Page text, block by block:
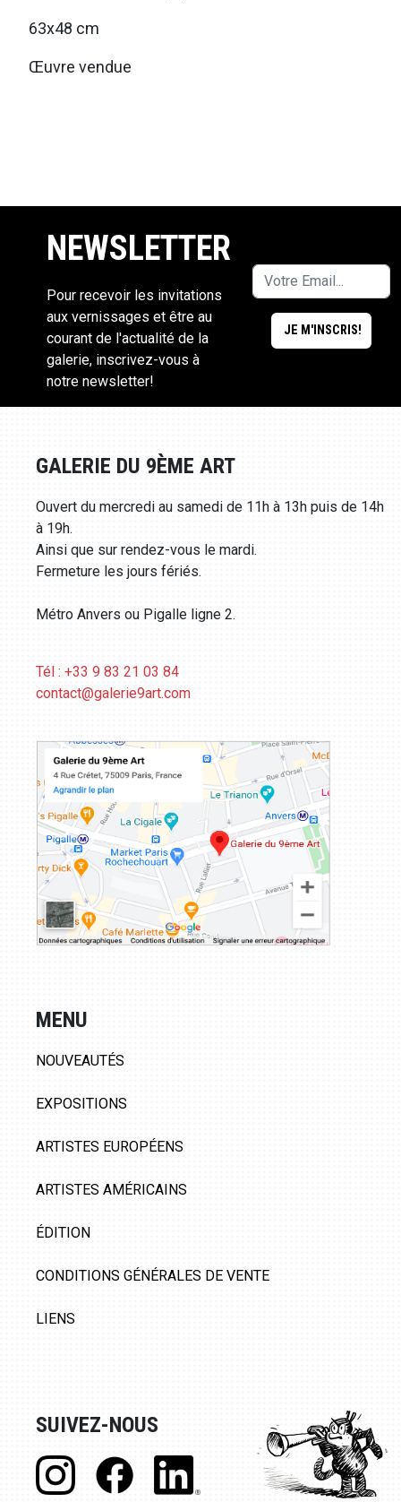
63x48 cm
Œuvre vendue
NEWSLETTER
Pour recevoir les invitations
aux vernissages et être au
courant de l'actualité de la
galerie, inscrivez-vous à
notre newsletter!
GALERIE DU 9ÈME ART
Ouvert du mercredi au samedi de 11h à 13h puis de 14h
à 19h.
Ainsi que sur rendez-vous le mardi.
Fermeture les jours fériés.
Métro Anvers ou Pigalle ligne 2.
Tél : +33 9 83 21 03 84
contact@galerie9art.com
MENU
NOUVEAUTÉS
EXPOSITIONS
ARTISTES EUROPÉENS
ARTISTES AMÉRICAINS
ÉDITION
CONDITIONS GÉNÉRALES DE VENTE
LIENS
SUIVEZ-NOUS